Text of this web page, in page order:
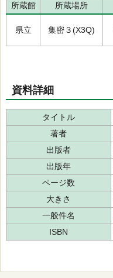
所蔵館 所蔵場所
県立 集密３(X3Q)
資料詳細
タイトル
著者
出版者
出版年
ページ数
大きさ
一般件名
ISBN